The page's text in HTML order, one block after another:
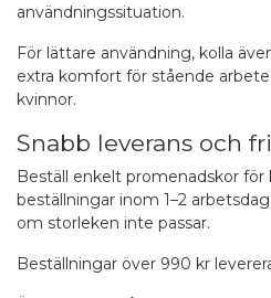
användningssituation.
För lättare användning, kolla
extra komfort för stående
kvinnor.
Snabb leverans och
Beställ enkelt promenadskor för
beställningar inom 1–2
om storleken inte passar.
Beställningar över 990 kr